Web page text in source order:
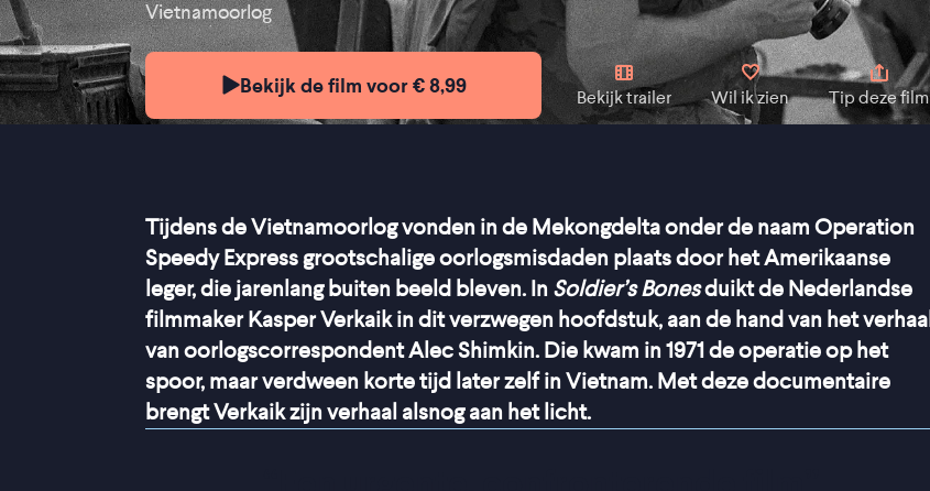
Vietnamoorlog
Bekijk de film voor € 8,99
Bekijk trailer Wil ik zien Tip deze film
Tijdens de Vietnamoorlog vonden in de Mekongdelta onder de naam Operation
Speedy Express grootschalige oorlogsmisdaden plaats door het Amerikaanse
leger, die jarenlang buiten beeld bleven. In Soldier’s Bonesduikt de Nederlandse
filmmaker Kasper Verkaik in dit verzwegen hoofdstuk, aan de hand van het verhaal
van oorlogscorrespondent Alec Shimkin. Die kwam in 1971 de operatie op het
spoor, maar verdween korte tijd later zelf in Vietnam. Met deze documentaire
brengt Verkaik zijn verhaal alsnog aan het licht.